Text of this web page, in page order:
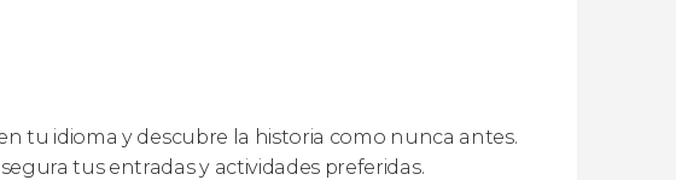
tu idioma y descubre la historia como nunca antes.
tus entradas y actividades preferidas.